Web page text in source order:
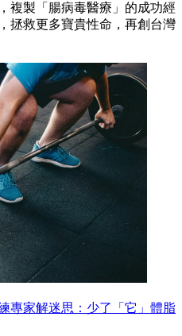
複製「腸病毒醫療」的成功經
拯救更多寶貴性命，再創台灣
專家解迷思：少了「它」體脂